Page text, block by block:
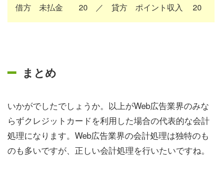
借方 未払金 20 ／ 貸方 ポイント収入 20
まとめ
いかがでしたでしょうか。以上がWeb広告業界のみな
らずクレジットカードを利用した場合の代表的な会計
処理になります。Web広告業界の会計処理は独特のも
のも多いですが、正しい会計処理を行いたいですね。